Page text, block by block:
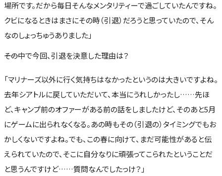
場所です。だから毎日そんなメンタリティーで過ごしていたんですね。
クビになるときはまさにその時（引退）だろうと思っていたので、そん
なのしょっちゅうありました」
――その中で今回、引退を決意した理由は？
「マリナーズ以外に行く気持ちはなかったというのは大きいですよね。
去年シアトルに戻していただいて、本当にうれしかったし……先ほ
ど、キャンプ前のオファーがある前の話をしましたけど、そのあと5月
にゲームに出られなくなる。あの時もその（引退の）タイミングでもお
かしくないですよね。でも、この春に向けて、まだ可能性があると伝
えられていたので、そこに自分なりに頑張ってこられたということだ
と思うんですけど……質問なんでしたっけ？」